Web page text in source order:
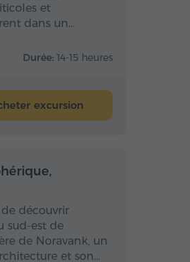
et
dans un…
Durée: 14-15 heures
excursion
découvrir
sud-est de
de Noravank, un
et son…